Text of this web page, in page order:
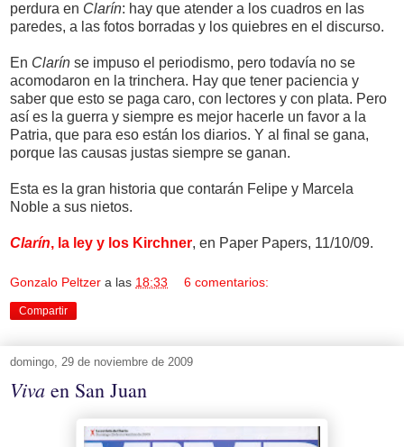
perdura en Clarín: hay que atender a los cuadros en las
paredes, a las fotos borradas y los quiebres en el discurso.
En Clarín se impuso el periodismo, pero todavía no se
acomodaron en la trinchera. Hay que tener paciencia y
saber que esto se paga caro, con lectores y con plata. Pero
así es la guerra y siempre es mejor hacerle un favor a la
Patria, que para eso están los diarios. Y al final se gana,
porque las causas justas siempre se ganan.
Esta es la gran historia que contarán Felipe y Marcela
Noble a sus nietos.
Clarín, la ley y los Kirchner, en Paper Papers, 11/10/09.
Gonzalo Peltzer a las 18:33 6 comentarios:
Compartir
domingo, 29 de noviembre de 2009
Viva en San Juan